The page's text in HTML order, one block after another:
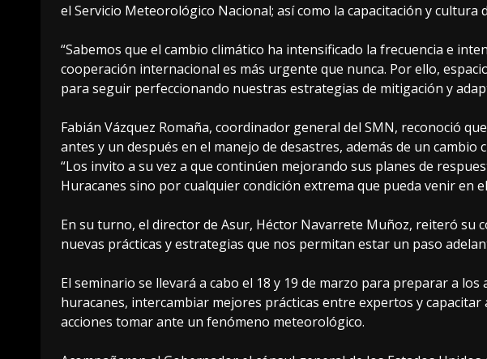
el Servicio Meteorológico Nacional; así como la capacitación y cultura
“Sabemos que el cambio climático ha intensificado la frecuencia e
cooperación internacional es más urgente que nunca. Por ello,
para seguir perfeccionando nuestras estrategias de mitigación y
Fabián Vázquez Romaña, coordinador general del SMN, reconoció
antes y un después en el manejo de desastres, además de un cambio
“Los invito a su vez a que continúen mejorando sus planes de
Huracanes sino por cualquier condición extrema que pueda venir en
En su turno, el director de Asur, Héctor Navarrete Muñoz, reiteró su
nuevas prácticas y estrategias que nos permitan estar un paso
El seminario se llevará a cabo el 18 y 19 de marzo para preparar a
huracanes, intercambiar mejores prácticas entre expertos y
acciones tomar ante un fenómeno meteorológico.